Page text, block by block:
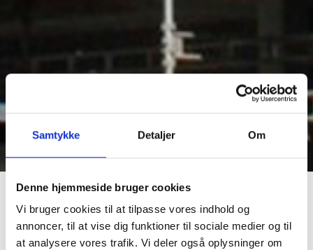
Samtykke Detaljer Om
Denne hjemmeside bruger cookies
Vi bruger cookies til at tilpasse vores indhold og
annoncer, til at vise dig funktioner til sociale medier og til
at analysere vores trafik. Vi deler også oplysninger om
Renovering